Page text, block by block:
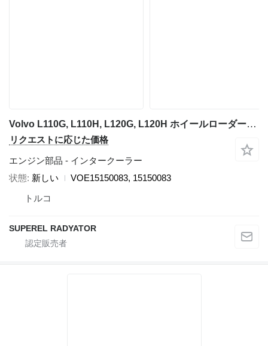
Volvo L110G, L110H, L120G, L120H ホイールローダーのためのVOE15150083 インタークーラー
リクエストに応じた価格
エンジン部品 - インタークーラー
状態 新しい
VOE15150083, 15150083
トルコ
SUPEREL RADYATOR